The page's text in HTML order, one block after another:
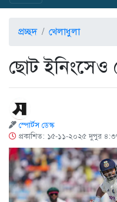
প্রচ্ছদ খেলাধুলা
ছোট ইনিংসেও
স্পোর্টস ডেস্ক
প্রকাশিত: ১৫-১১-২০২৫ দুপুর